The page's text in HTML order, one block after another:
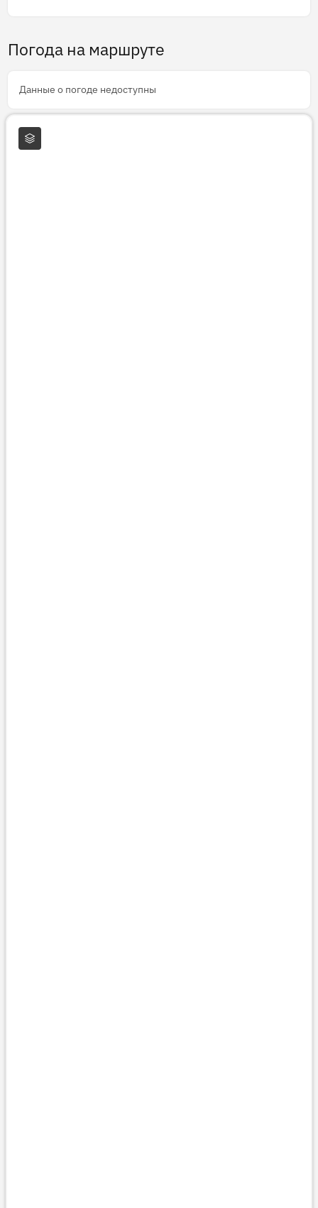
Погода на маршруте
Данные о погоде недоступны